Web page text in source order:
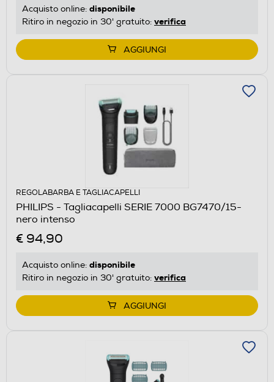
Acquisto online: disponibile
Ritiro in negozio in 30' gratuito: verifica
AGGIUNGI
REGOLABARBA E TAGLIACAPELLI
PHILIPS - Tagliacapelli SERIE 7000 BG7470/15-
nero intenso
€ 94,90
Acquisto online: disponibile
Ritiro in negozio in 30' gratuito: verifica
AGGIUNGI